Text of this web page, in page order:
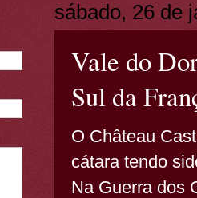
sábado, 26 de
Vale do
Sul da
O Château
cátara tendo
Na Guerra dos